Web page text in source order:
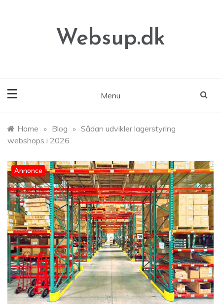
Websup.dk
Menu
Home » Blog » Sådan udvikler lagerstyring
webshops i 2026
Annonce